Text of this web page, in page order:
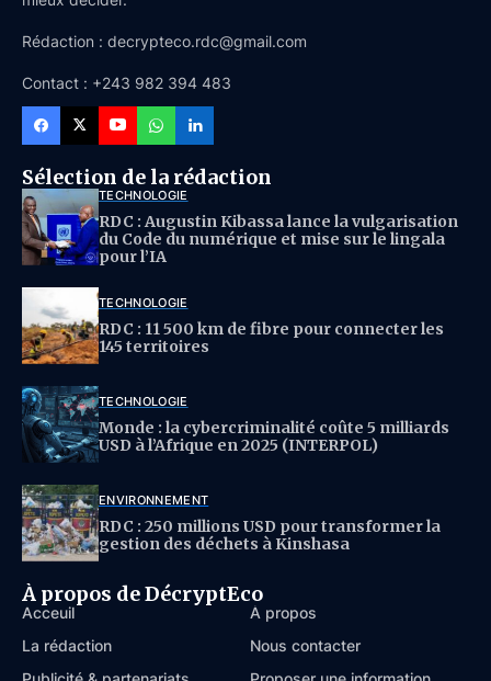
Rédaction : decrypteco.rdc@gmail.com
Contact : +243 982 394 483
Sélection de la rédaction
TECHNOLOGIE
RDC : Augustin Kibassa lance la vulgarisation
du Code du numérique et mise sur le lingala
pour l’IA
TECHNOLOGIE
RDC : 11 500 km de fibre pour connecter les
145 territoires
TECHNOLOGIE
Monde : la cybercriminalité coûte 5 milliards
USD à l’Afrique en 2025 (INTERPOL)
ENVIRONNEMENT
RDC : 250 millions USD pour transformer la
gestion des déchets à Kinshasa
À propos de DécryptEco
Acceuil
À propos
La rédaction
Nous contacter